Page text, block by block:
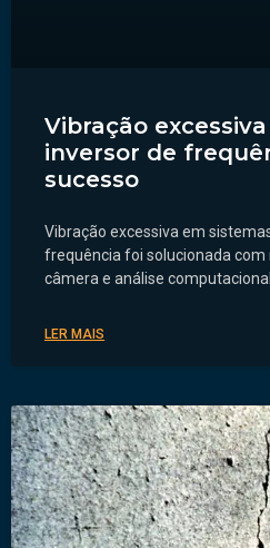
Vibração
inversor de
sucesso
Vibração excessiva em
frequência foi solucionada com
câmera e análise computacional.
LER MAIS